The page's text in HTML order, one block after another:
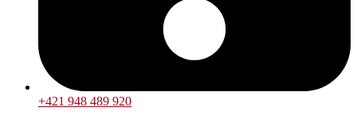
+421 948 489 920